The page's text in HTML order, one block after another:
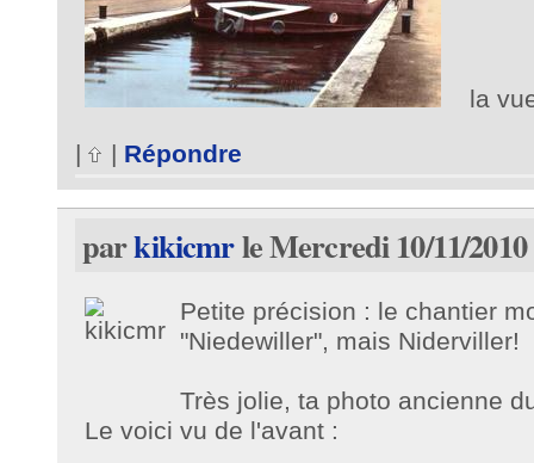
la vue
|
| Répondre
parkikicmrle Mercredi 10/11/2010
Petite précision : le chantier
"Niedewiller", mais Niderviller!
Très jolie, ta photo ancienne
Le voici vu de l'avant :